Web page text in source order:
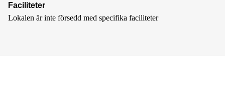
Faciliteter
Lokalen är inte försedd med specifika faciliteter